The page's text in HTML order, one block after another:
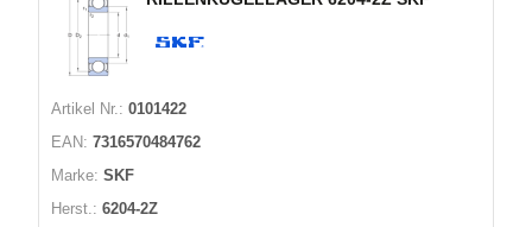
Artikel Nr.: 0101422
EAN: 7316570484762
Marke: SKF
Herst.: 6204-2Z